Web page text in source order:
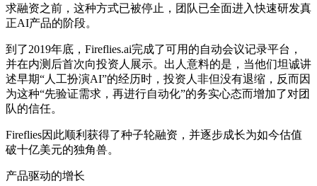
求融资之前，这种方式已被停止，团队已全面进入快速研发真
正AI产品的阶段。
到了2019年底，Fireflies.ai完成了可用的自动会议记录平台，
并在内测后首次向投资人展示。出人意料的是，当他们坦诚讲
述早期“人工扮演AI”的经历时，投资人非但没有退缩，反而因
为这种“先验证需求，再进行自动化”的务实心态而增加了对团
队的信任。
Fireflies因此顺利获得了种子轮融资，并逐步成长为如今估值
破十亿美元的独角兽。
产品驱动的增长